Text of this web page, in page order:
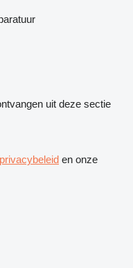
uit deze sectie
privacybeleid en onze